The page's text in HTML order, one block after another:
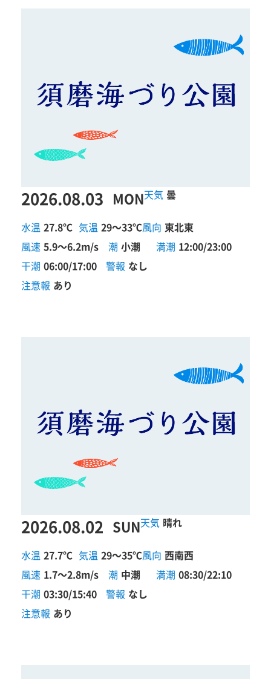
2026.08.03 MON 曇
水温 27.8℃ 気温 29～33℃風向 東北東
風速 5.9～6.2m/s 潮 小潮 満潮 12:00/23:00
干潮 06:00/17:00 警報 なし
注意報 あり
2026.08.02 SUN 晴れ
水温 27.7℃ 気温 29～35℃風向 西南西
風速 1.7～2.8m/s 潮 中潮 満潮 08:30/22:10
干潮 03:30/15:40 警報 なし
注意報 あり